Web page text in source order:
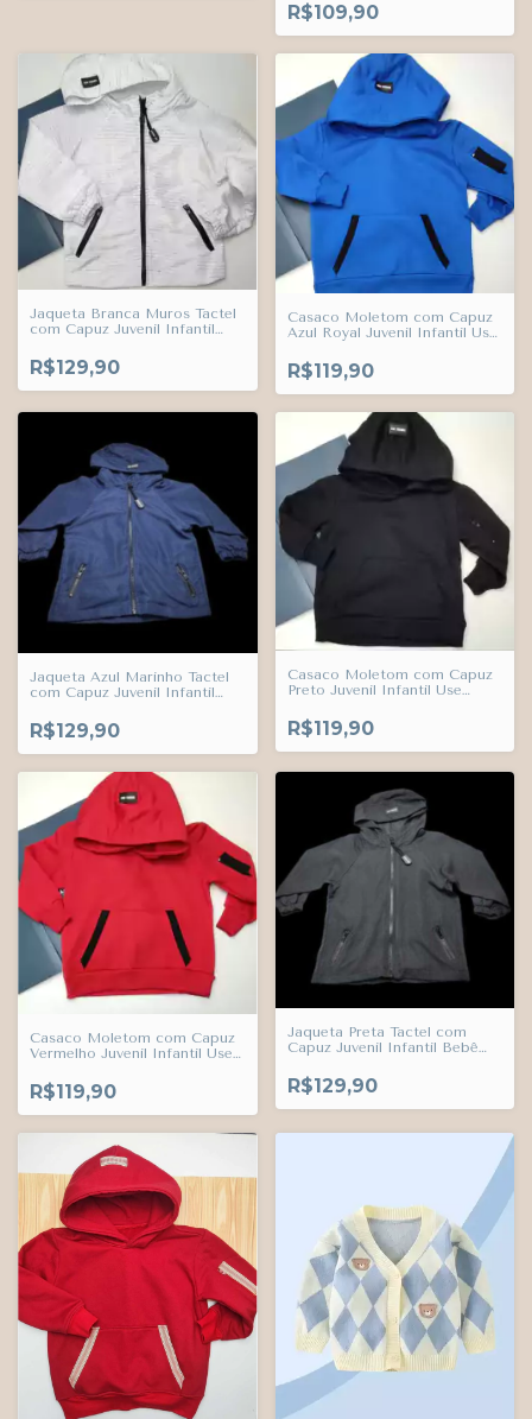
R$109,90
Jaqueta Branca Muros Tactel
com Capuz Juvenil Infantil
R$129,90
Casaco Moletom com Capuz
Azul Royal Juvenil Infantil Use
R$119,90
Jaqueta Azul Marinho Tactel
com Capuz Juvenil Infantil
R$129,90
Casaco Moletom com Capuz
Preto Juvenil Infantil Use
R$119,90
Casaco Moletom com Capuz
Vermelho Juvenil Infantil Use
R$119,90
Jaqueta Preta Tactel com
Capuz Juvenil Infantil Bebê
R$129,90